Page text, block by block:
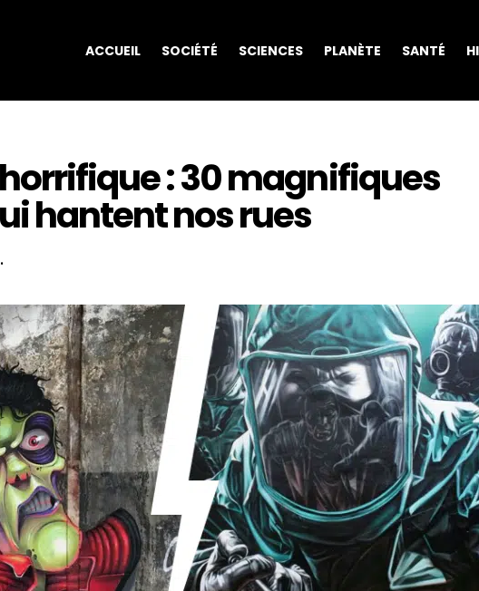
ACCUEIL SOCIÉTÉ SCIENCES PLANÈTE SANTÉ
: 30 magnifiques
hantent nos rues